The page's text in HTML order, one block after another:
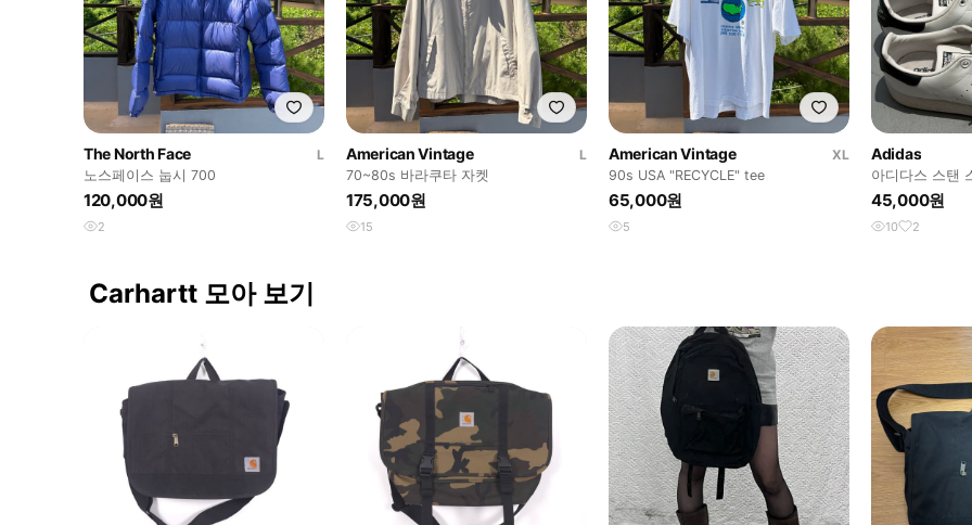
The North Face
L
노스페이스 눕시 700
120,000원
2
American Vintage
L
70~80s 바라쿠타 자켓
175,000원
15
American Vintage
XL
90s USA "RECYCLE" tee
65,000원
5
Adidas
아디다스 스탠
45,000원
10 2
Carhartt 모아 보기